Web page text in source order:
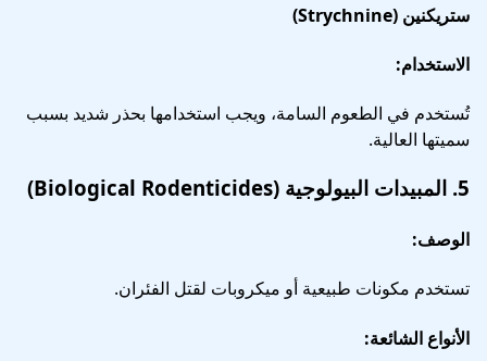
ستريكنين (Strychnine)
الاستخدام:
تُستخدم في الطعوم السامة، ويجب استخدامها بحذر شديد بسبب
سميتها العالية.
5. المبيدات البيولوجية (Biological Rodenticides)
الوصف:
تستخدم مكونات طبيعية أو ميكروبات لقتل الفئران.
الأنواع الشائعة: